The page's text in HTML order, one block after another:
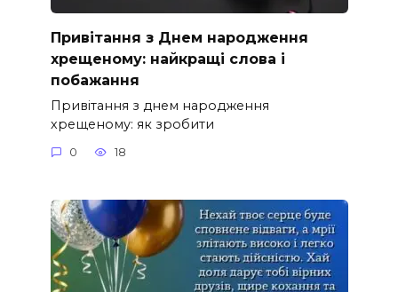
Привітання з Днем народження
хрещеному: найкращі слова і
побажання
Привітання з днем народження
хрещеному: як зробити
0 18